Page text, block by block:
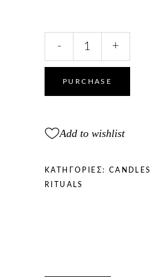
COCONUT
CANDLE
quantity
- +
PURCHASE
Add to wishlist
ΚΑΤΗΓΟΡΊΕΣ: CANDLES
RITUALS